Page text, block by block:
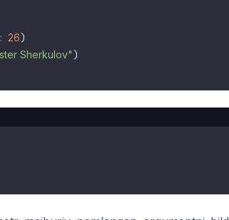
26)
Sherkulov")